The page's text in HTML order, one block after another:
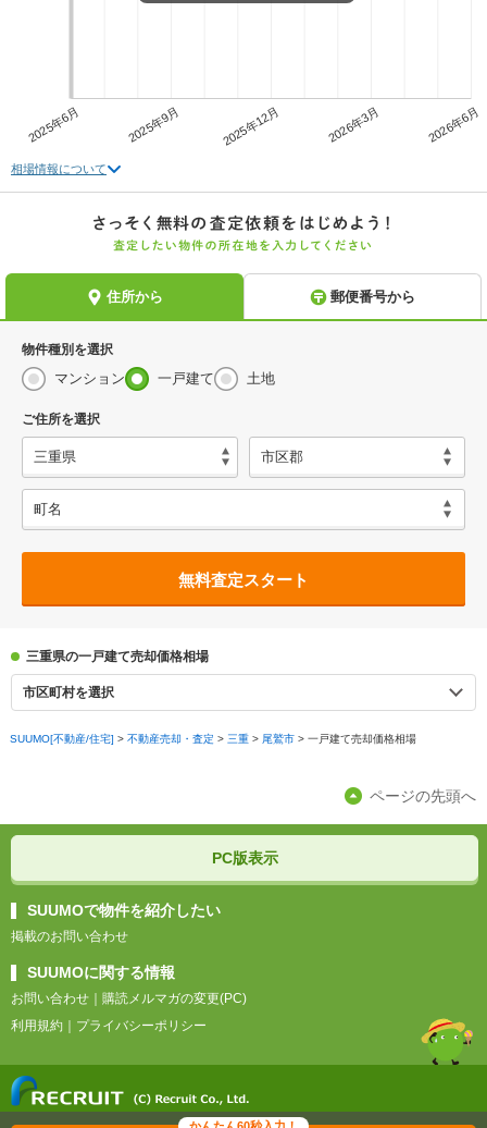
2025年6月 2025年9月 2025年12月 2026年3月 2026年6月
相場情報について
物件種別を選択
マンション 一戸建て 土地
ご住所を選択
無料査定スタート
三重県の一戸建て売却価格相場
市区町村を選択
SUUMO[不動産/住宅] > 不動産売却・査定 > 三重 > 尾鷲市 > 一戸建て売却価格相場
ページの先頭へ
PC版表示
SUUMOで物件を紹介したい
掲載のお問い合わせ
SUUMOに関する情報
お問い合わせ
購読メルマガの変更(PC)
利用規約
プライバシーポリシー